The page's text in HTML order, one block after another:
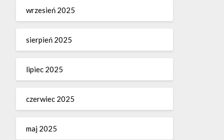
wrzesień 2025
sierpień 2025
lipiec 2025
czerwiec 2025
maj 2025